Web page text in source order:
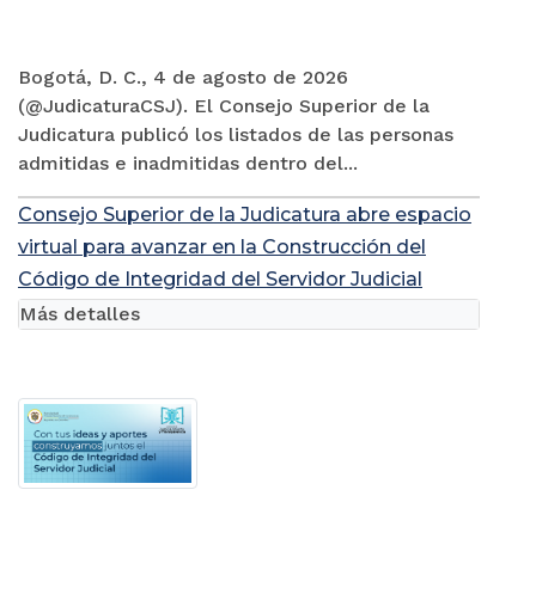
Bogotá, D. C., 4 de agosto de 2026
(@JudicaturaCSJ). El Consejo Superior de la
Judicatura publicó los listados de las personas
admitidas e inadmitidas dentro del...
Consejo Superior de la Judicatura abre espacio
virtual para avanzar en la Construcción del
Código de Integridad del Servidor Judicial
Más detalles